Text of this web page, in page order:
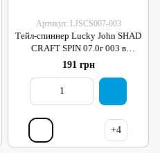
Артикул: LJSCS007-003
Тейл-спиннер Lucky John SHAD
CRAFT SPIN 07.0г 003 в
блистере
191 грн
+4